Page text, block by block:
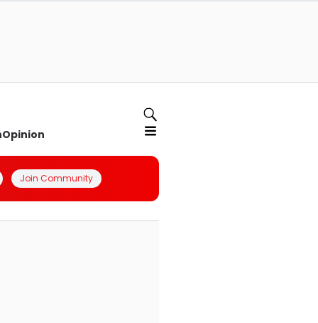
Opinion
Join Community